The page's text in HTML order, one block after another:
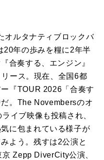
オルタナティブロックバ
20年の歩みを糧に2年半
合奏する、エンジン』
ース。現在、全国6都
『TOUR 2026「合奏す
。The Novembersのオ
イブ映像も投稿され、
に包まれている様子が
よう。残すは2公演と
Zepp DiverCity公演、